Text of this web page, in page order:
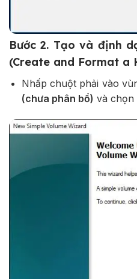
Bước 2. Tạo và định
(Create and Format a
Nhấp chuột phải vào
(chưa phân bổ) và chọn